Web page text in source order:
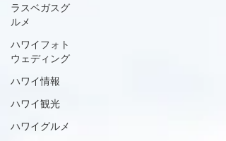
ラスベガスグ
ルメ
ハワイフォト
ウェディング
ハワイ情報
ハワイ観光
ハワイグルメ